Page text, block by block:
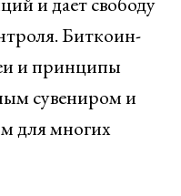
Биткоин-
и принципы
сувениром и
для многих